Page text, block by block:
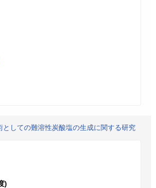
としての難溶性炭酸塩の生成に関する研究
)